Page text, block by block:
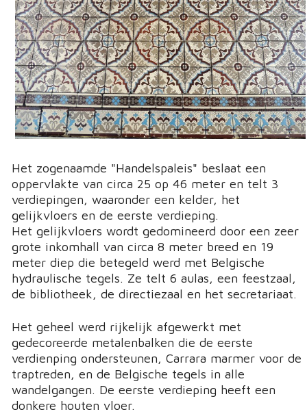
Het zogenaamde "Handelspaleis" beslaat een
oppervlakte van circa 25 op 46 meter en telt 3
verdiepingen, waaronder een kelder, het
gelijkvloers en de eerste verdieping.
Het gelijkvloers wordt gedomineerd door een zeer
grote inkomhall van circa 8 meter breed en 19
meter diep die betegeld werd met Belgische
hydraulische tegels. Ze telt 6 aulas, een feestzaal,
de bibliotheek, de directiezaal en het secretariaat.
Het geheel werd rijkelijk afgewerkt met
gedecoreerde metalenbalken die de eerste
verdienping ondersteunen, Carrara marmer voor de
traptreden, en de Belgische tegels in alle
wandelgangen. De eerste verdieping heeft een
donkere houten vloer.